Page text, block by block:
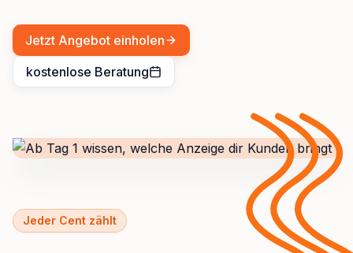
Jetzt Angebot einholen
kostenlose Beratung
Jeder Cent zählt